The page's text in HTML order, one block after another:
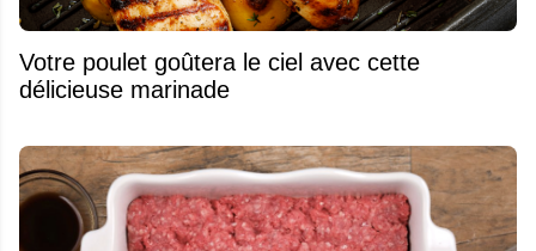
Votre poulet goûtera le ciel avec cette
délicieuse marinade